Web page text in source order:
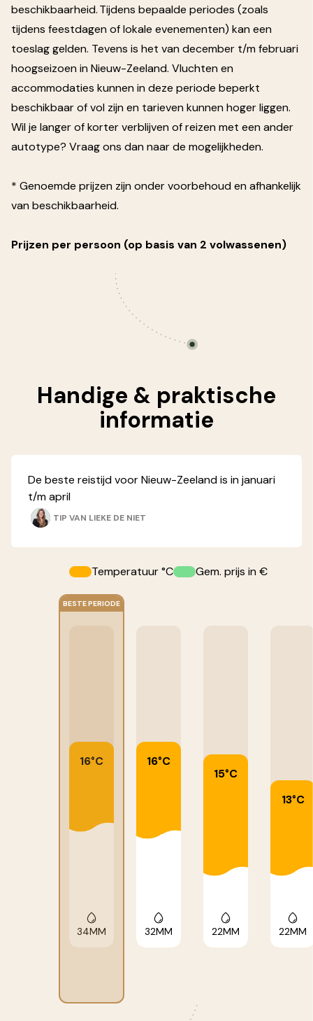
beschikbaarheid. Tijdens bepaalde periodes (zoals
tijdens feestdagen of lokale evenementen) kan een
toeslag gelden. Tevens is het van december t/m februari
hoogseizoen in Nieuw-Zeeland. Vluchten en
accommodaties kunnen in deze periode beperkt
beschikbaar of vol zijn en tarieven kunnen hoger liggen.
Wil je langer of korter verblijven of reizen met een ander
autotype? Vraag ons dan naar de mogelijkheden.
* Genoemde prijzen zijn onder voorbehoud en afhankelijk
van beschikbaarheid.
Prijzen per persoon (op basis van 2 volwassenen)
Handige & praktische
informatie
De beste reistijd voor Nieuw-Zeeland is in januari
t/m april
TIP VAN LIEKE DE NIET
Temperatuur °C Gem. prijs in €
16°C
34MM
BESTE PERIODE
16°C
32MM
15°C
22MM
13°C
22MM